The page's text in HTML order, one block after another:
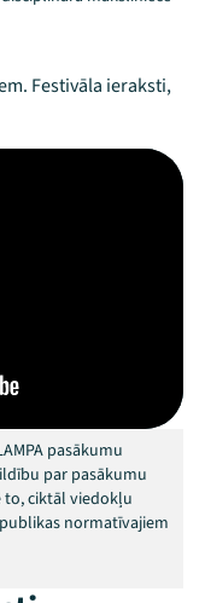
Festivāla ieraksti,
pasākumu
par pasākumu
ciktāl viedokļu
normatīvajiem